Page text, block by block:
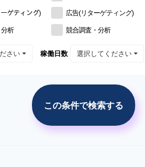
ーゲティング) 広告(リターゲティング)
析 競合調査・分析
さい 稼働日数 選択してください
この条件で検索する